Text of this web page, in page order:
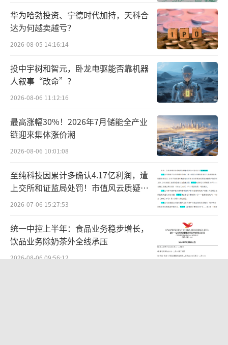
华为哈勃投资、宁德时代加持，天科合
达为何越卖越亏？
2026-08-05 14:16:14
投中宇树和智元，卧龙电驱能否靠机器
人叙事“改命”？
2026-08-06 11:12:16
最高涨幅30%！2026年7月储能全产业
链迎来集体涨价潮
2026-08-06 10:01:08
至纯科技因累计多确认4.17亿利润，遭
上交所和证监局处罚！市值风云质疑其
财务问题，遭巨额索赔！
2026-07-06 15:27:53
统一中控上半年：食品业务稳步增长，
饮品业务除奶茶外全线承压
2026-08-06 09:56:12